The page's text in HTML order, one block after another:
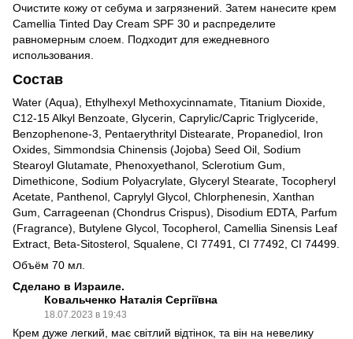
Очистите кожу от себума и загрязнений. Затем нанесите крем
Camellia Tinted Day Cream SPF 30 и распределите
равномерным слоем. Подходит для ежедневного
использования.
Состав
Water (Aqua), Ethylhexyl Methoxycinnamate, Titanium Dioxide,
C12-15 Alkyl Benzoate, Glycerin, Caprylic/Capric Triglyceride,
Benzophenone-3, Pentaerythrityl Distearate, Propanediol, Iron
Oxides, Simmondsia Chinensis (Jojoba) Seed Oil, Sodium
Stearoyl Glutamate, Phenoxyethanol, Sclerotium Gum,
Dimethicone, Sodium Polyacrylate, Glyceryl Stearate, Tocopheryl
Acetate, Panthenol, Caprylyl Glycol, Chlorphenesin, Xanthan
Gum, Carrageenan (Chondrus Crispus), Disodium EDTA, Parfum
(Fragrance), Butylene Glycol, Tocopherol, Camellia Sinensis Leaf
Extract, Beta-Sitosterol, Squalene, CI 77491, CI 77492, CI 74499.
Объём 70 мл.
Сделано в Израиле.
Ковальченко Наталія Сергіївна
18.07.2023 в 19:43
Крем дуже легкий, має світлий відтінок, та він на невелику